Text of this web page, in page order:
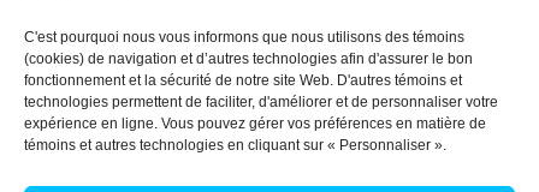
C'est pourquoi nous vous informons que nous utilisons des témoins
(cookies) de navigation et d’autres technologies afin d'assurer le bon
fonctionnement et la sécurité de notre site Web. D'autres témoins et
technologies permettent de faciliter, d'améliorer et de personnaliser votre
expérience en ligne. Vous pouvez gérer vos préférences en matière de
témoins et autres technologies en cliquant sur « Personnaliser ».
Flux des commentaires
Site de WordPress-FR